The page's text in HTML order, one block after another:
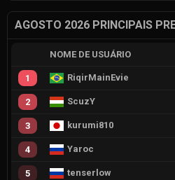
AGOSTO 2026 PRINCIPAIS
NOME DE USUÁRIO
1 RiqirMainEvie
2 ScuzY
3 kurumi810
4 Yaroc
5 tenserlow